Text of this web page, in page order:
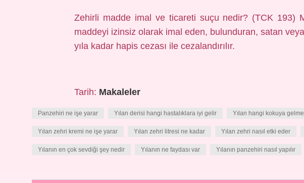
Zehirli madde imal ve ticareti suçu nedir? (TCK 193)
maddeyi izinsiz olarak imal eden, bulunduran, satan
yıla kadar hapis cezası ile cezalandırılır.
Tarih: Makaleler
Panzehiri ne işe yarar Yılan derisi hangi hastalıklara iyi gelir Yılan hangi kokuya
Yılan zehri kremi ne işe yarar Yılan zehri litresi ne kadar Yılan zehri nasıl etki eder
Yılanın en çok sevdiği şey nedir Yılanın ne faydası var Yılanın panzehiri nasıl yapılır